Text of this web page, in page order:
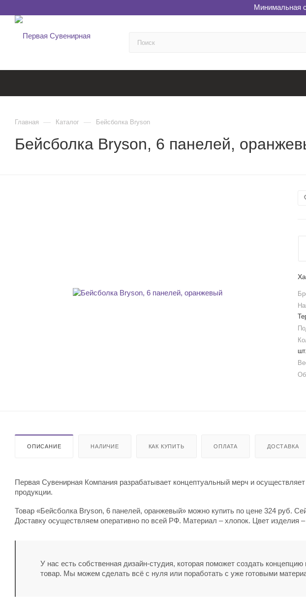
Минимальная
Главная — Каталог — Бейсболка Bryson
Бейсболка Bryson, 6 панелей,
шт.
ОПИСАНИЕ НАЛИЧИЕ КАК КУПИТЬ ОПЛАТА ДОСТАВКА
Первая Сувенирная Компания разрабатывает концептуальный мерч и
продукции.
Товар «Бейсболка Bryson, 6 панелей, оранжевый» можно купить по цене 324 руб.
Доставку осуществляем оперативно по всей РФ. Материал – хлопок. Цвет изделия
У нас есть собственная дизайн-студия, которая поможет создать
товар. Мы можем сделать всё с нуля или поработать с уже готовыми